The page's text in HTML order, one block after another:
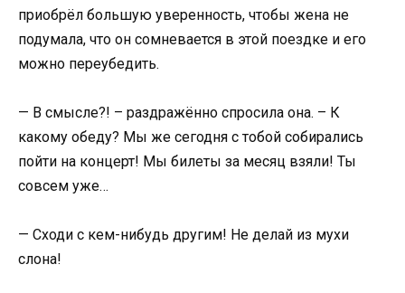
приобрёл большую уверенность, чтобы жена не
подумала, что он сомневается в этой поездке и его
можно переубедить.
— В смысле?! – раздражённо спросила она. – К
какому обеду? Мы же сегодня с тобой собирались
пойти на концерт! Мы билеты за месяц взяли! Ты
совсем уже…
— Сходи с кем-нибудь другим! Не делай из мухи
слона!